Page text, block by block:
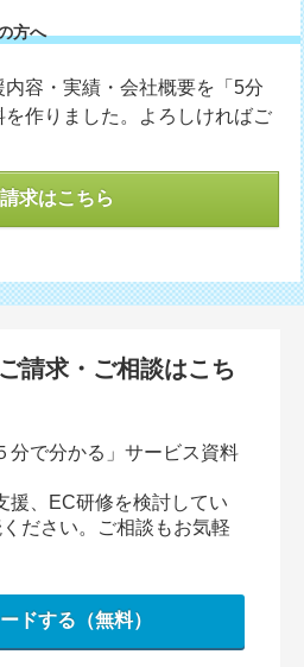
方へ
容・実績・会社概要を「5分
作りました。よろしければご
求はこちら
請求・ご相談はこち
分で分かる」サービス資料
援、EC研修を検討してい
ださい。ご相談もお気軽
ドする（無料）